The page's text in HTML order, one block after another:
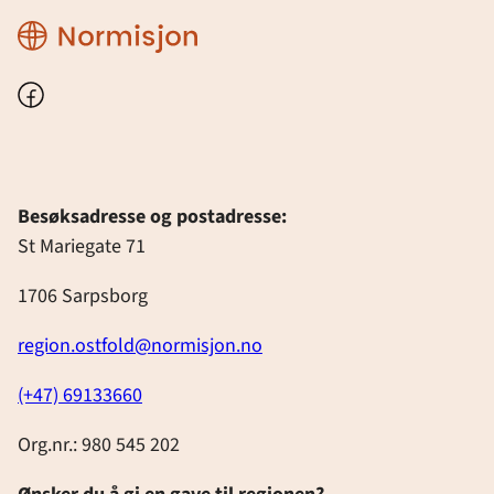
Region
Østfold
Facebook
Besøksadresse og postadresse:
St Mariegate 71
1706 Sarpsborg
region.ostfold@normisjon.no
(+47) 69133660
Org.nr.: 980 545 202